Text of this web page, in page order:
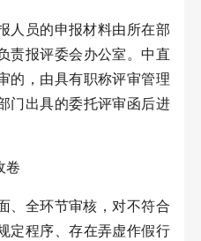
人员的申报材料由所在部
责报评委会办公室。中直
的，由具有职称评审管理
门出具的委托评审函后进
卷
、全环节审核，对不符合
定程序、存在弄虚作假行